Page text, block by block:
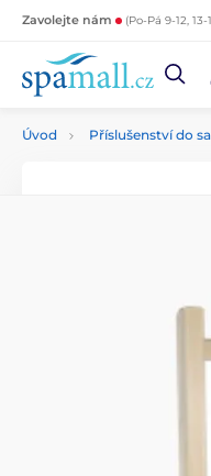
Zavolejte nám (Po-Pá 9-12, 13-
Úvod Příslušenství do